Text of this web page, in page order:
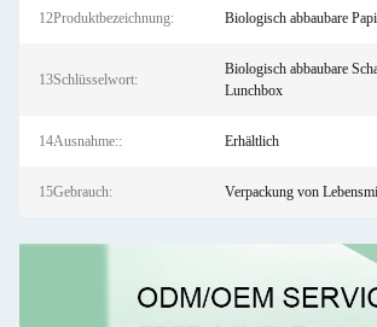
12Produktbezeichnung: Biologisch abbaubare
13Schlüsselwort:
Biologisch abbaubare
Lunchbox
14Ausnahme:: Erhältlich
15Gebrauch: Verpackung von